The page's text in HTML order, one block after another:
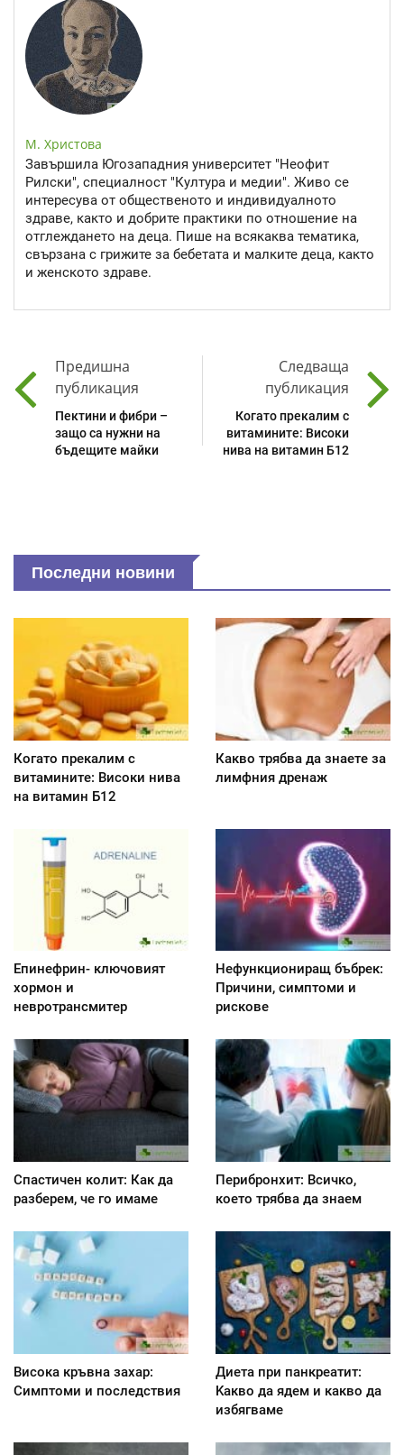
М. Христова
Завършила Югозападния университет "Неофит
Рилски", специалност "Култура и медии". Живо се
интересува от общественото и индивидуалното
здраве, както и добрите практики по отношение на
отглеждането на деца. Пише на всякаква тематика,
свързана с грижите за бебетата и малките деца, както
и женското здраве.
Предишна
публикация
Пектини и фибри –
защо са нужни на
бъдещите майки
Следваща
публикация
Когато прекалим с
витамините: Високи
нива на витамин Б12
Последни новини
Когато прекалим с
витамините: Високи нива
на витамин Б12
Какво трябва да знаете за
лимфния дренаж
Епинефрин- ключовият
хормон и
невротрансмитер
Нефункциониращ бъбрек:
Причини, симптоми и
рискове
Спастичен колит: Как да
разберем, че го имаме
Перибронхит: Всичко,
което трябва да знаем
Висока кръвна захар:
Симптоми и последствия
Диета при панкреатит:
Kакво да ядем и какво да
избягваме